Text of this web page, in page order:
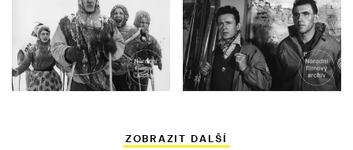
ZOBRAZIT DALŠÍ